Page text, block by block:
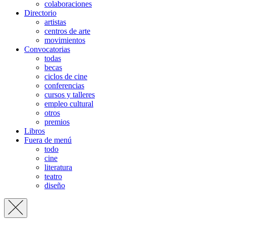
colaboraciones
Directorio
artistas
centros de arte
movimientos
Convocatorias
todas
becas
ciclos de cine
conferencias
cursos y talleres
empleo cultural
otros
premios
Libros
Fuera de menú
todo
cine
literatura
teatro
diseño